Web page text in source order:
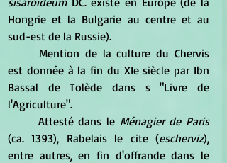
Hongrie et la Bulgarie au centre et au
sud-est de la Russie).
est donnée à la fin du XIe siècle par Ibn
Bassal de Tolède dans s "Livre de
l'Agriculture".
	Attesté dans le
Ménagier de Paris
(ca. 1393), Rabelais le cite (escherviz),
entre autres, en fin d'offrande dans le